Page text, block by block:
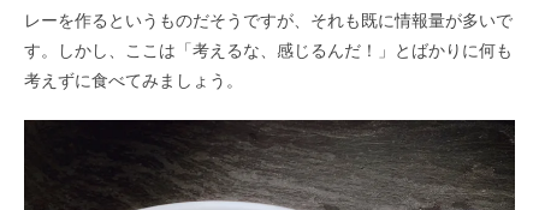
レーを作るというものだそうですが、それも既に情報量が多いで
す。しかし、ここは「考えるな、感じるんだ！」とばかりに何も
考えずに食べてみましょう。